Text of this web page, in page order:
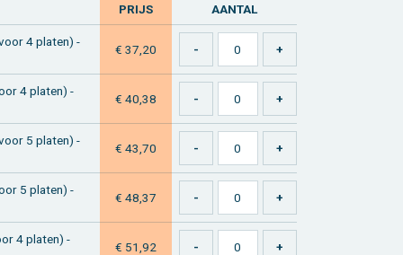
PRIJS AAN­TAL
4 pla­ten) -
€ 37,20
4 pla­ten) -
€ 40,38
5 pla­ten) -
€ 43,70
5 pla­ten) -
€ 48,37
4 pla­ten) -
€ 51,92